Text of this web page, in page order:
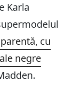
Karla
cu
negre